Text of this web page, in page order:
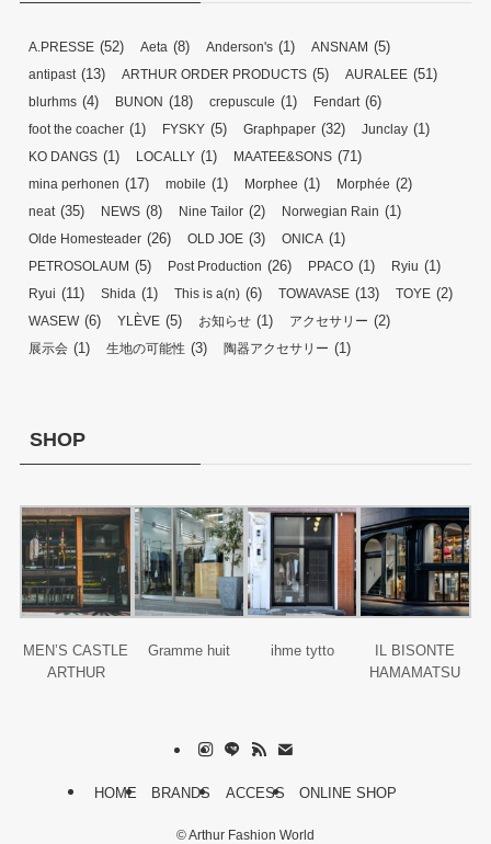
A.PRESSE (52) Aeta (8) Anderson's (1) ANSNAM (5)
antipast (13) ARTHUR ORDER PRODUCTS (5) AURALEE (51)
blurhms (4) BUNON (18) crepuscule (1) Fendart (6)
foot the coacher (1) FYSKY (5) Graphpaper (32) Junclay (1)
KO DANGS (1) LOCALLY (1) MAATEE&SONS (71)
mina perhonen (17) mobile (1) Morphee (1) Morphée (2)
neat (35) NEWS (8) Nine Tailor (2) Norwegian Rain (1)
Olde Homesteader (26) OLD JOE (3) ONICA (1)
PETROSOLAUM (5) Post Production (26) PPACO (1) Ryiu (1)
Ryui (11) Shida (1) This is a(n) (6) TOWAVASE (13) TOYE (2)
WASEW(6) YLÈVE (5) お知らせ (1) アクセサリー (2)
展示会 (1) 生地の可能性 (3) 陶器アクセサリー (1)
SHOP
MEN’S CASTLE
ARTHUR
Gramme huit ihme tytto
IL BISONTE
HAMAMATSU
HOME BRANDS ACCESS ONLINE SHOP
©Arthur Fashion World